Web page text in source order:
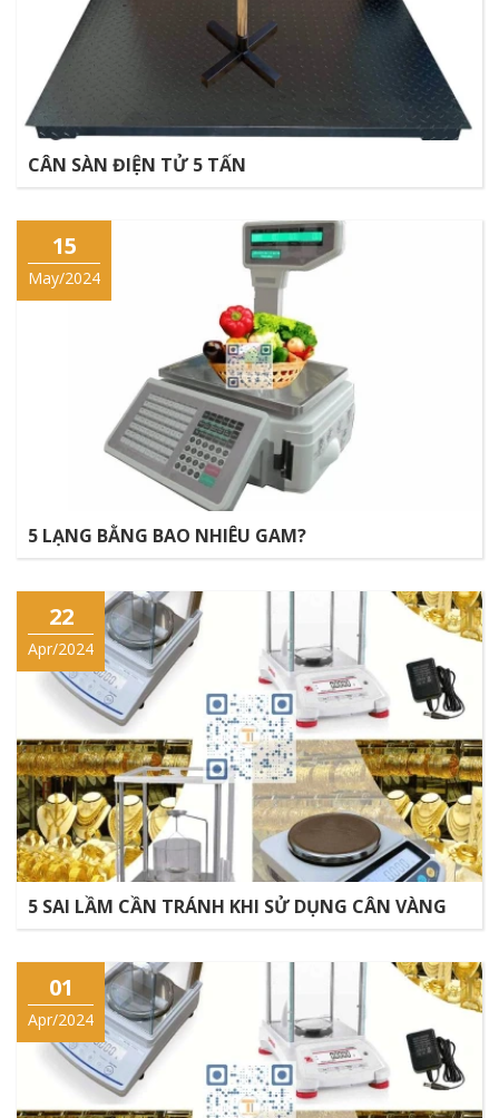
CÂN SÀN ĐIỆN TỬ 5 TẤN
15
May/2024
5 LẠNG BẰNG BAO NHIÊU GAM?
22
Apr/2024
5 SAI LẦM CẦN TRÁNH KHI SỬ DỤNG CÂN VÀNG
01
Apr/2024